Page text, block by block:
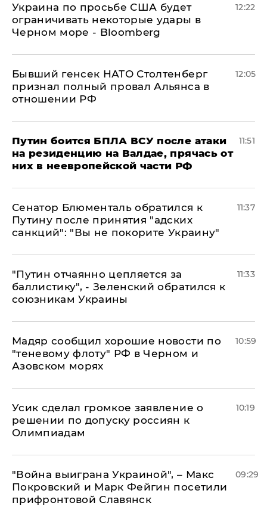
Украина по просьбе США будет
ограничивать некоторые удары в
Черном море - Bloomberg
12:22
Бывший генсек НАТО Столтенберг
признал полный провал Альянса в
отношении РФ
12:05
Путин боится БПЛА ВСУ после атаки
на резиденцию на Валдае, прячась от
них в неевропейской части РФ
11:51
Сенатор Блюменталь обратился к
Путину после принятия "адских
санкций": "Вы не покорите Украину"
11:37
"Путин отчаянно цепляется за
баллистику", - Зеленский обратился к
союзникам Украины
11:33
Мадяр сообщил хорошие новости по
"теневому флоту" РФ в Черном и
Азовском морях
10:59
Усик сделал громкое заявление о
решении по допуску россиян к
Олимпиадам
10:19
"Война выиграна Украиной", – Макс
Покровский и Марк Фейгин посетили
прифронтовой Славянск
09:29